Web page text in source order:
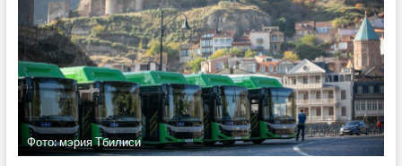
очному
обучению
после
4
октября
Фото: мэрия Тбилиси